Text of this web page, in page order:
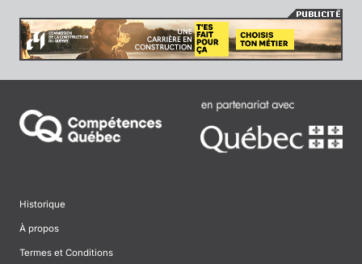
Historique
À propos
Termes et Conditions